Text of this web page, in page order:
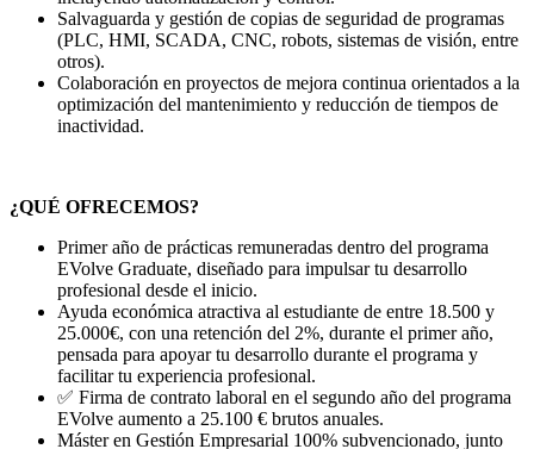
Salvaguarda y gestión de copias de seguridad de programas
(PLC, HMI, SCADA, CNC, robots, sistemas de visión, entre
otros).
Colaboración en proyectos de mejora continua orientados a la
optimización del mantenimiento y reducción de tiempos de
inactividad.
¿QUÉ OFRECEMOS?
Primer año de prácticas remuneradas dentro del programa
EVolve Graduate, diseñado para impulsar tu desarrollo
profesional desde el inicio.
Ayuda económica atractiva al estudiante de entre 18.500 y
25.000€, con una retención del 2%, durante el primer año,
pensada para apoyar tu desarrollo durante el programa y
facilitar tu experiencia profesional.
✅ Firma de contrato laboral en el segundo año del programa
EVolve aumento a 25.100 € brutos anuales.
Máster en Gestión Empresarial 100% subvencionado, junto